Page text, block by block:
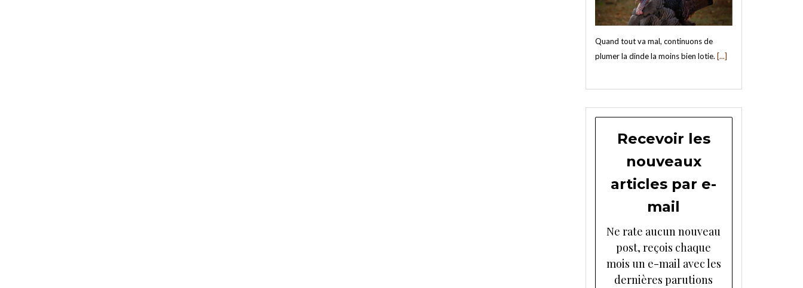
Quand tout va mal, continuons de
plumer la dinde la moins bien lotie. [...]
Recevoir les
nouveaux
articles par e-
mail
Ne rate aucun nouveau
post, reçois chaque
mois un e-mail avec les
dernières parutions